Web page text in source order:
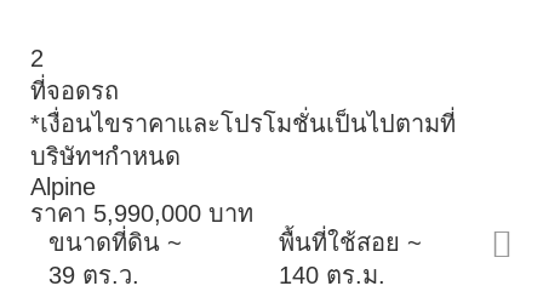
2
ที่จอดรถ
*เงื่อนไขราคาและโปรโมชั่นเป็นไปตามที่
บริษัทฯกำหนด
Alpine
ราคา 5,990,000 บาท
ขนาดที่ดิน ~
39 ตร.ว.
พื้นที่ใช้สอย ~
140 ตร.ม.